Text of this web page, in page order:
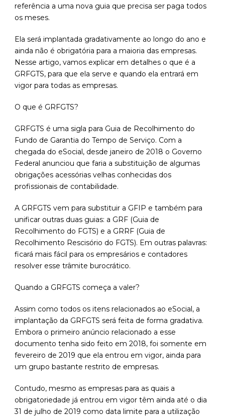
referência a uma nova guia que precisa ser paga todos
os meses.
Ela será implantada gradativamente ao longo do ano e
ainda não é obrigatória para a maioria das empresas.
Nesse artigo, vamos explicar em detalhes o que é a
GRFGTS, para que ela serve e quando ela entrará em
vigor para todas as empresas.
O que é GRFGTS?
GRFGTS é uma sigla para Guia de Recolhimento do
Fundo de Garantia do Tempo de Serviço. Com a
chegada do eSocial, desde janeiro de 2018 o Governo
Federal anunciou que faria a substituição de algumas
obrigações acessórias velhas conhecidas dos
profissionais de contabilidade.
A GRFGTS vem para substituir a GFIP e também para
unificar outras duas guias: a GRF (Guia de
Recolhimento do FGTS) e a GRRF (Guia de
Recolhimento Rescisório do FGTS). Em outras palavras:
ficará mais fácil para os empresários e contadores
resolver esse trâmite burocrático.
Quando a GRFGTS começa a valer?
Assim como todos os itens relacionados ao eSocial, a
implantação da GRFGTS será feita de forma gradativa.
Embora o primeiro anúncio relacionado a esse
documento tenha sido feito em 2018, foi somente em
fevereiro de 2019 que ela entrou em vigor, ainda para
um grupo bastante restrito de empresas.
Contudo, mesmo as empresas para as quais a
obrigatoriedade já entrou em vigor têm ainda até o dia
31 de julho de 2019 como data limite para a utilização